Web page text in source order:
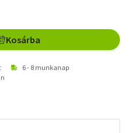
Kosárba
6 - 8 munkanap